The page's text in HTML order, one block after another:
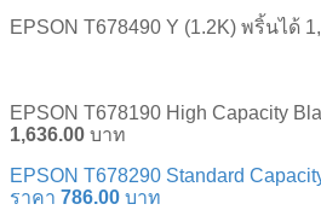
EPSON T678490 Y (1.2K) พริ้นได้
EPSON T678190 High Capacity
1,636.00 บาท
EPSON T678290 Standard
ราคา 786.00 บาท